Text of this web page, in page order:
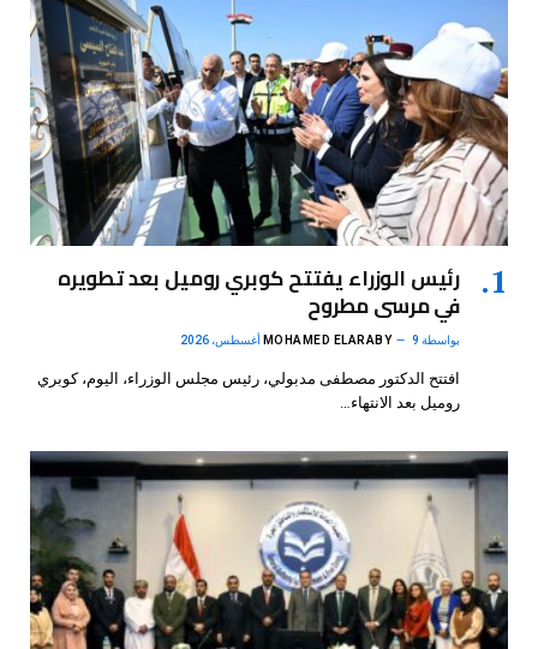
رئيس الوزراء يفتتح كوبري روميل بعد تطويره
في مرسى مطروح
بواسطة MOHAMED ELARABY 9 أغسطس، 2026
افتتح الدكتور مصطفى مدبولي، رئيس مجلس الوزراء، اليوم، كوبري
روميل بعد الانتهاء…